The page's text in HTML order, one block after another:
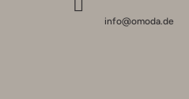
info@omoda.de